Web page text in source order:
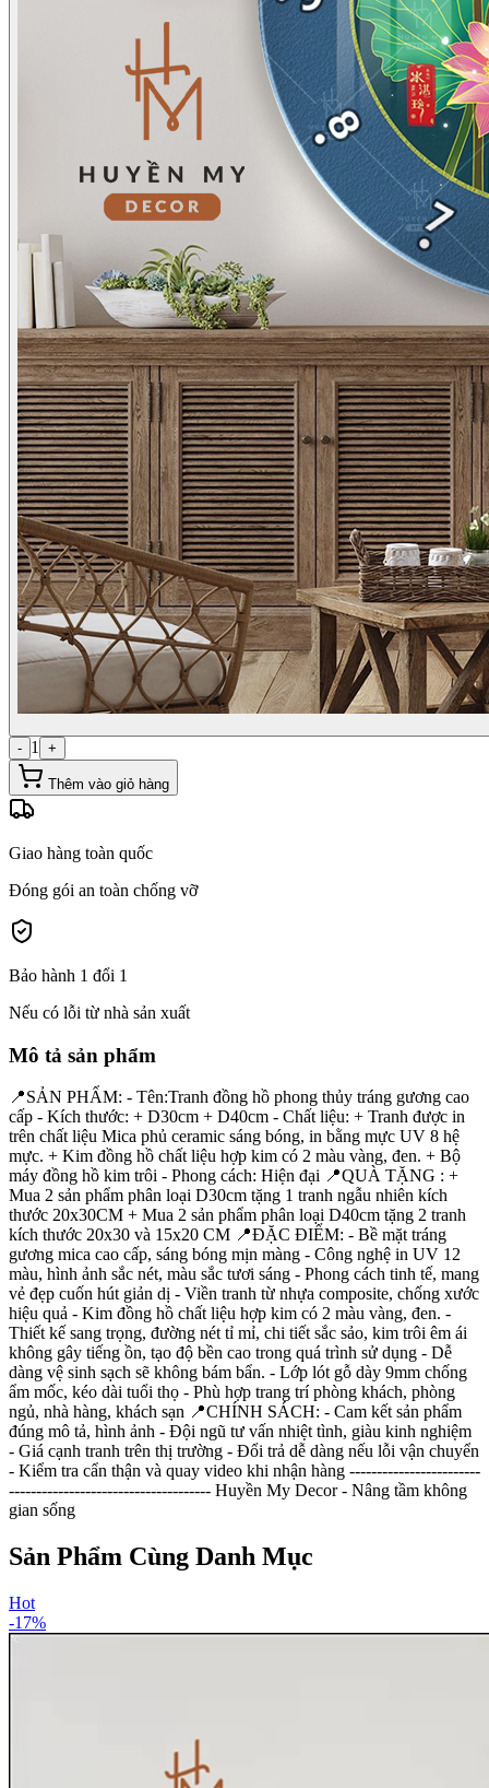
- 1 +
Thêm vào giỏ hàng
Giao hàng toàn quốc
Đóng gói an toàn chống vỡ
Bảo hành 1 đổi 1
Nếu có lỗi từ nhà sản xuất
Mô tả sản phẩm
📍SẢN PHẨM: - Tên:Tranh đồng hồ phong thủy tráng gương cao
cấp - Kích thước: + D30cm + D40cm - Chất liệu: + Tranh được in
trên chất liệu Mica phủ ceramic sáng bóng, in bằng mực UV 8 hệ
mực. + Kim đồng hồ chất liệu hợp kim có 2 màu vàng, đen. + Bộ
máy đồng hồ kim trôi - Phong cách: Hiện đại 📍QUÀ TẶNG : +
Mua 2 sản phẩm phân loại D30cm tặng 1 tranh ngẫu nhiên kích
thước 20x30CM + Mua 2 sản phẩm phân loại D40cm tặng 2 tranh
kích thước 20x30 và 15x20 CM 📍ĐẶC ĐIỂM: - Bề mặt tráng
gương mica cao cấp, sáng bóng mịn màng - Công nghệ in UV 12
màu, hình ảnh sắc nét, màu sắc tươi sáng - Phong cách tinh tế, mang
vẻ đẹp cuốn hút giản dị - Viền tranh từ nhựa composite, chống xước
hiệu quả - Kim đồng hồ chất liệu hợp kim có 2 màu vàng, đen. -
Thiết kế sang trọng, đường nét tỉ mỉ, chi tiết sắc sảo, kim trôi êm ái
không gây tiếng ồn, tạo độ bền cao trong quá trình sử dụng - Dễ
dàng vệ sinh sạch sẽ không bám bẩn. - Lớp lót gỗ dày 9mm chống
ẩm mốc, kéo dài tuổi thọ - Phù hợp trang trí phòng khách, phòng
ngủ, nhà hàng, khách sạn 📍CHÍNH SÁCH: - Cam kết sản phẩm
đúng mô tả, hình ảnh - Đội ngũ tư vấn nhiệt tình, giàu kinh nghiệm
- Giá cạnh tranh trên thị trường - Đổi trả dễ dàng nếu lỗi vận chuyển
- Kiểm tra cẩn thận và quay video khi nhận hàng ------------------------
------------------------------------- Huyền My Decor - Nâng tầm không
gian sống
Sản Phẩm Cùng Danh Mục
Hot
-17%